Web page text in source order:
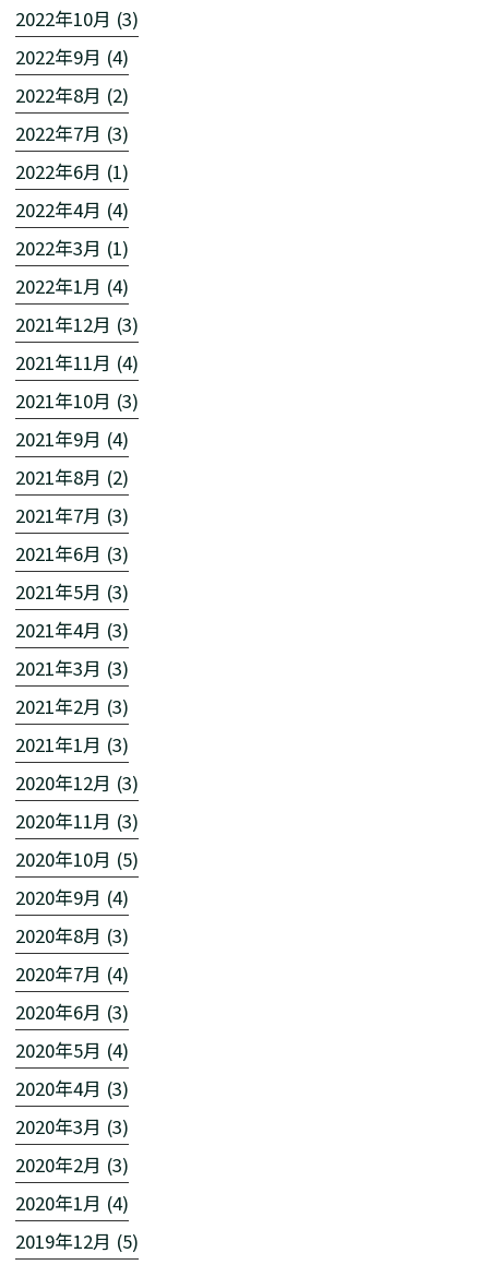
2022年10月 (3)
2022年9月 (4)
2022年8月 (2)
2022年7月 (3)
2022年6月 (1)
2022年4月 (4)
2022年3月 (1)
2022年1月 (4)
2021年12月 (3)
2021年11月 (4)
2021年10月 (3)
2021年9月 (4)
2021年8月 (2)
2021年7月 (3)
2021年6月 (3)
2021年5月 (3)
2021年4月 (3)
2021年3月 (3)
2021年2月 (3)
2021年1月 (3)
2020年12月 (3)
2020年11月 (3)
2020年10月 (5)
2020年9月 (4)
2020年8月 (3)
2020年7月 (4)
2020年6月 (3)
2020年5月 (4)
2020年4月 (3)
2020年3月 (3)
2020年2月 (3)
2020年1月 (4)
2019年12月 (5)